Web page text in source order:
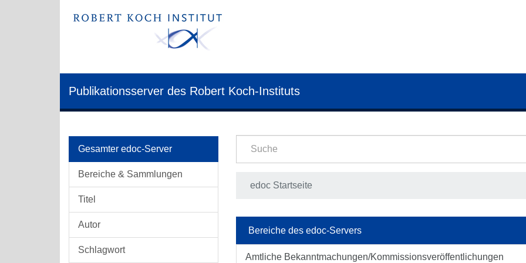
Publikationsserver des Robert Koch-Instituts
Gesamter edoc-Server
Bereiche & Sammlungen
Titel
Autor
Schlagwort
edoc Startseite
Bereiche des edoc-Servers
Amtliche Bekanntmachungen/Kommissionsveröffentlichungen